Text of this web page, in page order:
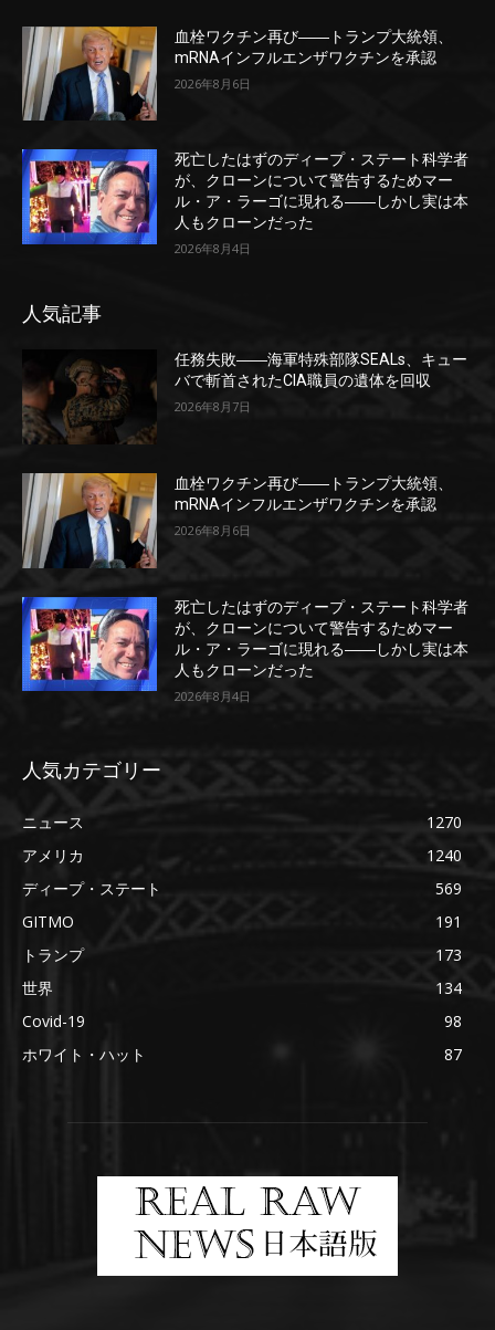
血栓ワクチン再び――トランプ大統領、
mRNAインフルエンザワクチンを承認
2026年8月6日
死亡したはずのディープ・ステート科学者
が、クローンについて警告するためマー
ル・ア・ラーゴに現れる――しかし実は本
人もクローンだった
2026年8月4日
人気記事
任務失敗――海軍特殊部隊SEALs、キュー
バで斬首されたCIA職員の遺体を回収
2026年8月7日
血栓ワクチン再び――トランプ大統領、
mRNAインフルエンザワクチンを承認
2026年8月6日
死亡したはずのディープ・ステート科学者
が、クローンについて警告するためマー
ル・ア・ラーゴに現れる――しかし実は本
人もクローンだった
2026年8月4日
人気カテゴリー
ニュース
1270
アメリカ
1240
ディープ・ステート
569
GITMO
191
トランプ
173
世界
134
Covid-19
98
ホワイト・ハット
87